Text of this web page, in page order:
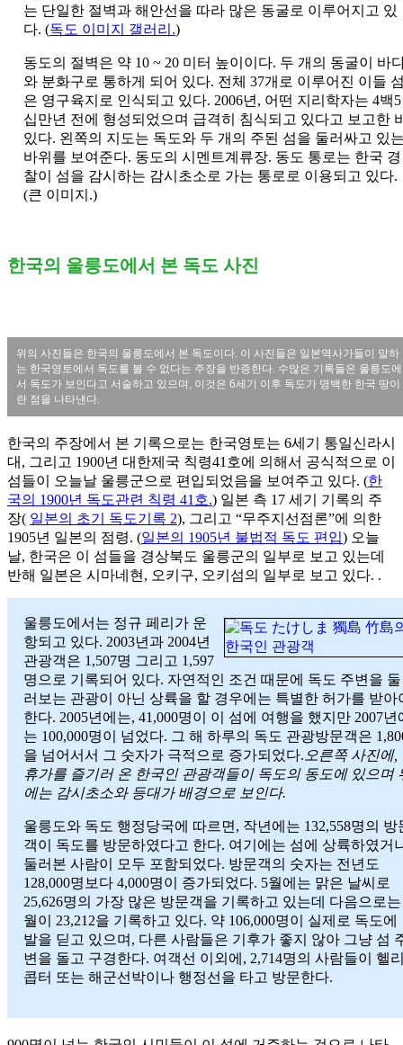
는 단일한 절벽과 해안선을 따라 많은 동굴로 이루어지고 있
다. (독도 이미지 갤러리.)
동도의 절벽은 약 10 ~ 20 미터 높이이다. 두 개의 동굴이 바
와 분화구로 통하게 되어 있다. 전체 37개로 이루어진 이들
은 영구육지로 인식되고 있다. 2006년, 어떤 지리학자는 4백5
십만년 전에 형성되었으며 급격히 침식되고 있다고 보고한
있다. 왼쪽의 지도는 독도와 두 개의 주된 섬을 둘러싸고 있
바위를 보여준다. 동도의 시멘트계류장. 동도 통로는 한국 경
찰이 섬을 감시하는 감시초소로 가는 통로로 이용되고 있다.
(큰 이미지.)
한국의 울릉도에서 본 독도 사진
위의 사진들은 한국의 울릉도에서 본 독도이다. 이 사진들은 일본역사가들이 말하
는 한국영토에서 독도를 볼 수 없다는 주장을 반증한다. 수많은 기록들은 울릉도에
서 독도가 보인다고 서술하고 있으며, 이것은 6세기 이후 독도가 명백한 한국 땅이
란 점을 나타낸다.
한국의 주장에서 본 기록으로는 한국영토는 6세기 통일신라시
대, 그리고 1900년 대한제국 칙령41호에 의해서 공식적으로 이
섬들이 오늘날 울릉군으로 편입되었음을 보여주고 있다. (한
국의 1900년 독도관련 칙령 41호.) 일본 측 17 세기 기록의 주
장( 일본의 초기 독도기록 2), 그리고 “무주지선점론”에 의한
1905년 일본의 점령. (일본의 1905년 불법적 독도 편입) 오늘
날, 한국은 이 섬들을 경상북도 울릉군의 일부로 보고 있는데
반해 일본은 시마네현, 오키구, 오키섬의 일부로 보고 있다. .
울릉도에서는 정규 페리가 운
항되고 있다. 2003년과 2004년
관광객은 1,507명 그리고 1,597
명으로 기록되어 있다. 자연적인 조건 때문에 독도 주변을 둘
러보는 관광이 아닌 상륙을 할 경우에는 특별한 허가를 받아
한다. 2005년에는, 41,000명이 이 섬에 여행을 했지만 2007년
는 100,000명이 넘었다. 그 해 하루의 독도 관광방문객은
을 넘어서서 그 숫자가 극적으로 증가되었다. 오른쪽 사진에,
휴가를 즐기러 온 한국인 관광객들이 독도의 동도에 있으며
에는 감시초소와 등대가 배경으로 보인다.
울릉도와 독도 행정당국에 따르면, 작년에는 132,558명의 방
객이 독도를 방문하였다고 한다. 여기에는 섬에 상륙하였거
둘러본 사람이 모두 포함되었다. 방문객의 숫자는 전년도
128,000명보다 4,000명이 증가되었다. 5월에는 맑은 날씨로
25,626명의 가장 많은 방문객을 기록하고 있는데 다음으로는
월이 23,212을 기록하고 있다. 약 106,000명이 실제로 독도에
발을 딛고 있으며, 다른 사람들은 기후가 좋지 않아 그냥 섬
변을 돌고 구경한다. 여객선 이외에, 2,714명의 사람들이 헬
콥터 또는 해군선박이나 행정선을 타고 방문한다.